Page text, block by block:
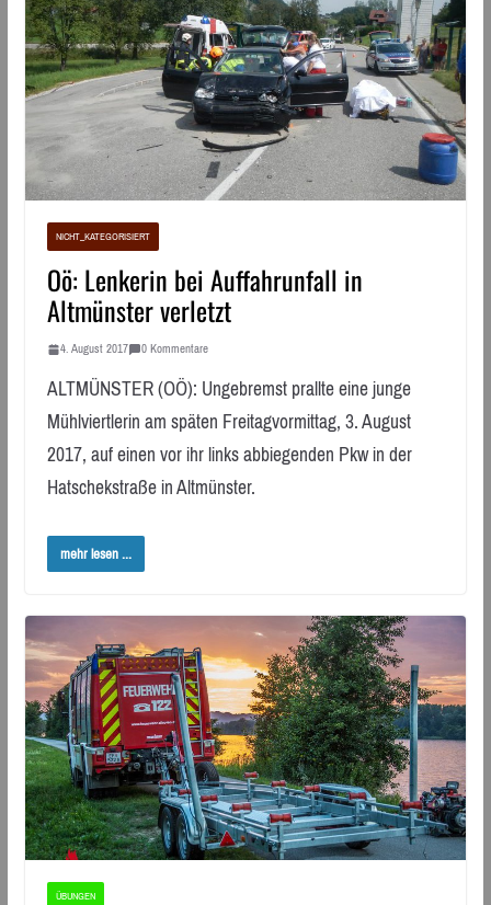
NICHT_KATEGORISIERT
Oö: Lenkerin bei Auffahrunfall in
Altmünster verletzt
4. August 2017 0 Kommentare
ALTMÜNSTER (OÖ): Ungebremst prallte eine junge
Mühlviertlerin am späten Freitagvormittag, 3. August
2017, auf einen vor ihr links abbiegenden Pkw in der
Hatschekstraße in Altmünster.
mehr lesen ...
ÜBUNGEN